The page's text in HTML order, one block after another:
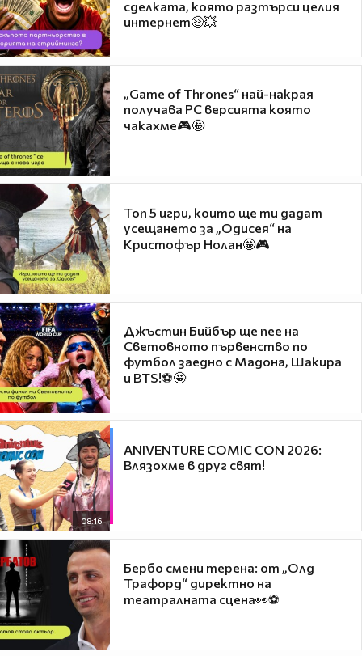
сделката, която разтърси целия
интернет🤑💥
„Game of Thrones“ най-накрая
получава PC версията която
чакахме🎮🤩
Топ 5 игри, които ще ти дадат
усещането за „Одисея“ на
Кристофър Нолан🤩🎮
Джъстин Бийбър ще пее на
Световното първенство по
футбол заедно с Мадона, Шакира
и BTS!⚽🤩
08:16
ANIVENTURE COMIC CON 2026:
Влязохме в друг свят!
Бербо смени терена: от „Олд
Трафорд“ директно на
театралната сцена👀⚽